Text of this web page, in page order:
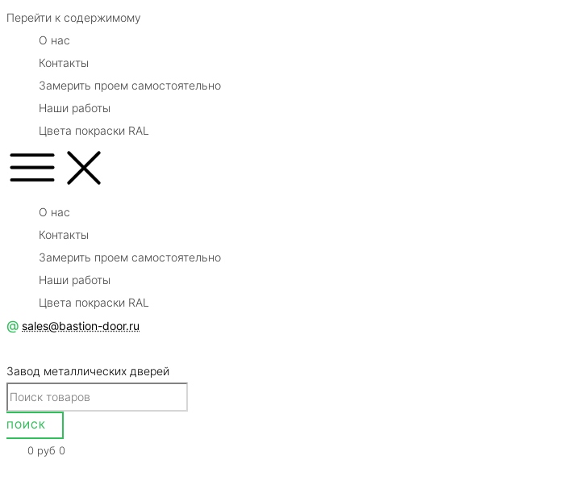
Перейти к содержимому
О нас
Контакты
Замерить проем самостоятельно
Наши работы
Цвета покраски RAL
О нас
Контакты
Замерить проем самостоятельно
Наши работы
Цвета покраски RAL
@ sales@bastion-door.ru
Завод металлических дверей
0 руб 0